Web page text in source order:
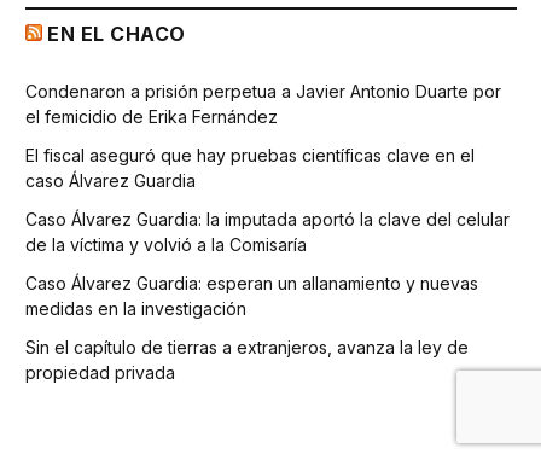
EN EL CHACO
Condenaron a prisión perpetua a Javier Antonio Duarte por
el femicidio de Erika Fernández
El fiscal aseguró que hay pruebas científicas clave en el
caso Álvarez Guardia
Caso Álvarez Guardia: la imputada aportó la clave del celular
de la víctima y volvió a la Comisaría
Caso Álvarez Guardia: esperan un allanamiento y nuevas
medidas en la investigación
Sin el capítulo de tierras a extranjeros, avanza la ley de
propiedad privada